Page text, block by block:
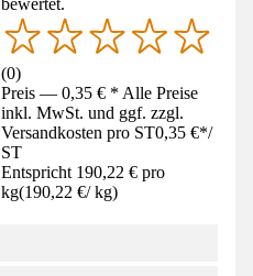
bewertet.
(0)
Preis — 0,35 € * Alle Preise
inkl. MwSt. und ggf. zzgl.
Versandkosten pro ST0,35 €*/
ST
Entspricht 190,22 € pro
kg(190,22 €/ kg)